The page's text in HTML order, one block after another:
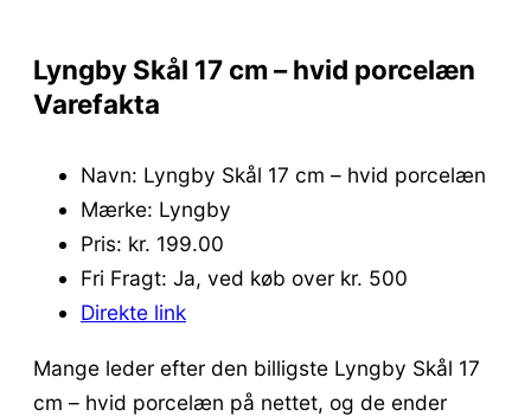
Lyngby Skål 17 cm – hvid porcelæn
Varefakta
Navn: Lyngby Skål 17 cm – hvid porcelæn
Mærke: Lyngby
Pris: kr. 199.00
Fri Fragt: Ja, ved køb over kr. 500
Direkte link
Mange leder efter den billigste Lyngby Skål 17
cm – hvid porcelæn på nettet, og de ender